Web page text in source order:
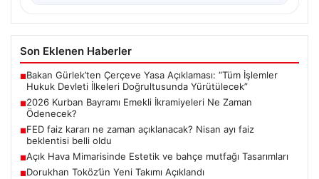
Son Eklenen Haberler
■Bakan Gürlek’ten Çerçeve Yasa Açıklaması: “Tüm İşlemler
Hukuk Devleti İlkeleri Doğrultusunda Yürütülecek”
■2026 Kurban Bayramı Emekli İkramiyeleri Ne Zaman
Ödenecek?
■FED faiz kararı ne zaman açıklanacak? Nisan ayı faiz
beklentisi belli oldu
■Açık Hava Mimarisinde Estetik ve bahçe mutfağı Tasarımları
■Dorukhan Toköz’ün Yeni Takımı Açıklandı